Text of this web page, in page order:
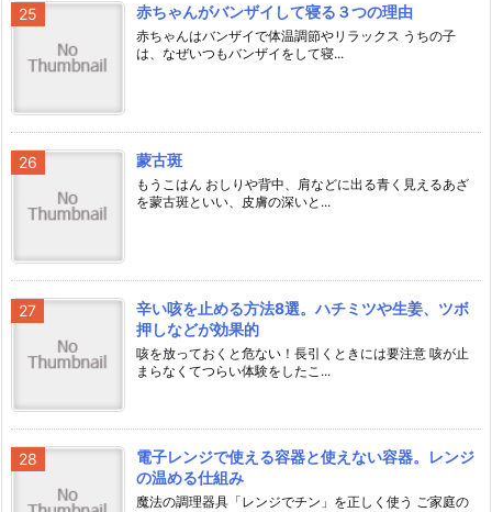
赤ちゃんがバンザイして寝る３つの理由
赤ちゃんはバンザイで体温調節やリラックス うちの子
は、なぜいつもバンザイをして寝...
蒙古斑
もうこはん おしりや背中、肩などに出る青く見えるあざ
を蒙古斑といい、皮膚の深いと...
辛い咳を止める方法8選。ハチミツや生姜、ツボ
押しなどが効果的
咳を放っておくと危ない！長引くときには要注意 咳が止
まらなくてつらい体験をしたこ...
電子レンジで使える容器と使えない容器。レンジ
の温める仕組み
魔法の調理器具「レンジでチン」を正しく使う ご家庭の